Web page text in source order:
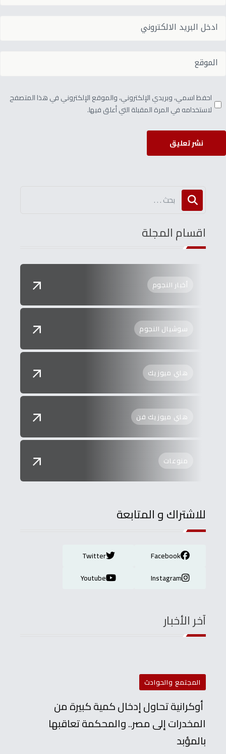
احفظ اسمي، وبريدي الإلكتروني، والموقع الإلكتروني في هذا المتصفح
لاستخدامه في المرة المقبلة التي أعلق فيها.
نشر تعليق
اقسام المجلة
أخبار النجوم
سوشيال النجوم
هاي ميوزيك
هاي ميوزيك فن
منوعات
للاشتراك و المتابعة
Facebook
Twitter
Instagram
Youtube
آخر الأخبار
المجتمع والحوادث
أوكرانية تحاول إدخال كمية كبيرة من
المخدرات إلى مصر.. والمحكمة تعاقبها
بالمؤبد